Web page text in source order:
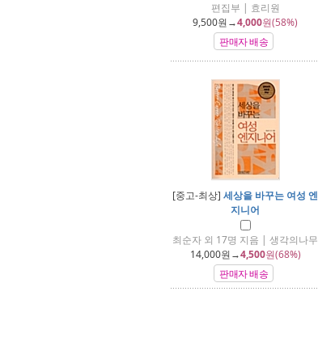
편집부 | 효리원
9,500원→4,000원(58%)
판매자 배송
[중고-최상] 세상을 바꾸는 여성 엔
지니어
최순자 외 17명 지음 | 생각의나무
14,000원→4,500원(68%)
판매자 배송